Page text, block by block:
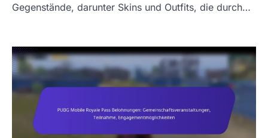
Gegenstände, darunter Skins und Outfits, die durch…